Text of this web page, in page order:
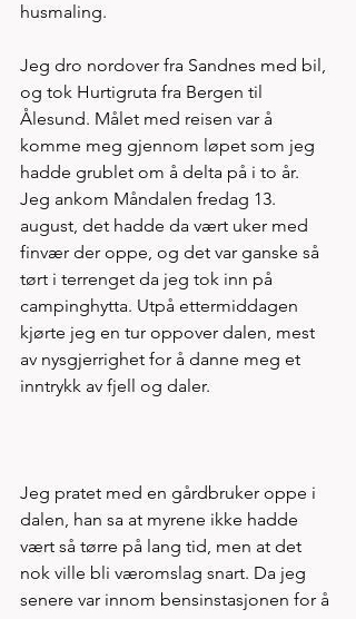
husmaling.
Jeg dro nordover fra Sandnes med bil,
og tok Hurtigruta fra Bergen til
Ålesund. Målet med reisen var å
komme meg gjennom løpet som jeg
hadde grublet om å delta på i to år.
Jeg ankom Måndalen fredag 13.
august, det hadde da vært uker med
finvær der oppe, og det var ganske så
tørt i terrenget da jeg tok inn på
campinghytta. Utpå ettermiddagen
kjørte jeg en tur oppover dalen, mest
av nysgjerrighet for å danne meg et
inntrykk av fjell og daler.
Jeg pratet med en gårdbruker oppe i
dalen, han sa at myrene ikke hadde
vært så tørre på lang tid, men at det
nok ville bli væromslag snart. Da jeg
senere var innom bensinstasjonen for å